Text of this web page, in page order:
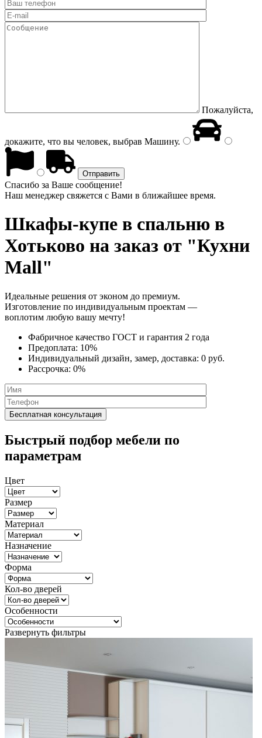
Пожалуйста,
докажите, что вы человек, выбрав Машину.
Спасибо за Ваше сообщение!
Наш менеджер свяжется с Вами в ближайшее время.
Шкафы-купе в спальню в
Хотьково на заказ от "Кухни
Mall"
Идеальные решения от эконом до премиум.
Изготовление по индивидуальным проектам —
воплотим любую вашу мечту!
Фабричное качество ГОСТ и гарантия 2 года
Предоплата: 10%
Индивидуальный дизайн, замер, доставка: 0 руб.
Рассрочка: 0%
Быстрый подбор мебели по
параметрам
Цвет
Размер
Материал
Назначение
Форма
Кол-во дверей
Особенности
Развернуть фильтры